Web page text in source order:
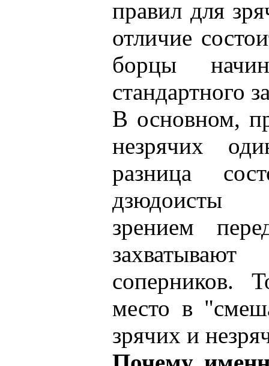
правил для
отличие
борцы
стандартного
В основном,
незрячих
разница
дзюдоисты
зрением
соперников.
место в
зрячих и